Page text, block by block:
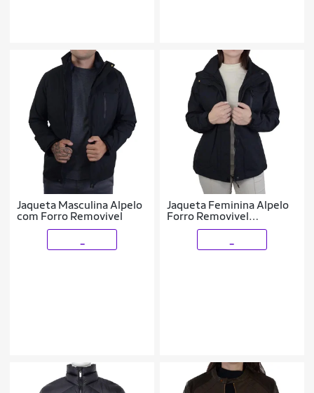
Jaqueta Masculina Alpelo
com Forro Removivel
Jaqueta Feminina Alpelo
Forro Removivel
Diamante Negro 20900